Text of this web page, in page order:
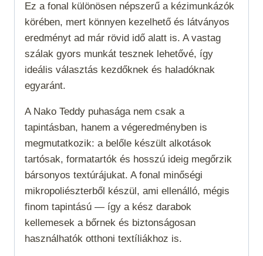
Ez a fonal különösen népszerű a kézimunkázók
körében, mert könnyen kezelhető és látványos
eredményt ad már rövid idő alatt is. A vastag
szálak gyors munkát tesznek lehetővé, így
ideális választás kezdőknek és haladóknak
egyaránt.
A Nako Teddy puhasága nem csak a
tapintásban, hanem a végeredményben is
megmutatkozik: a belőle készült alkotások
tartósak, formatartók és hosszú ideig megőrzik
bársonyos textúrájukat. A fonal minőségi
mikropoliészterből készül, ami ellenálló, mégis
finom tapintású — így a kész darabok
kellemesek a bőrnek és biztonságosan
használhatók otthoni textíliákhoz is.